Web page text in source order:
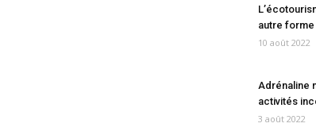
autre
10 août 2022
Adrénaline
activités
3 août 2022